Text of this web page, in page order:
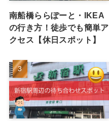
南船橋ららぽーと・IKEA
の行き方！徒歩でも簡単ア
クセス【休日スポット】